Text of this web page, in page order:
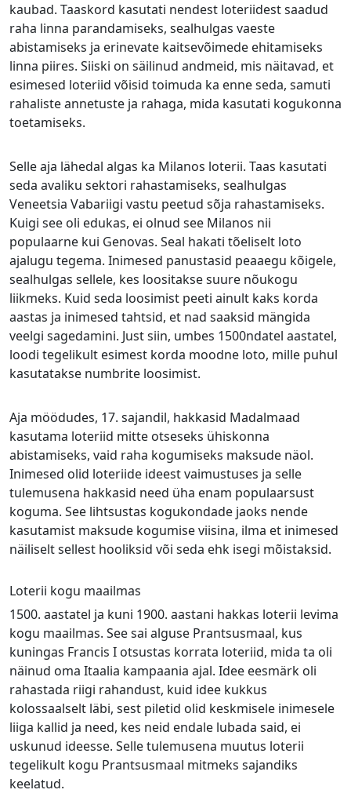
kaubad. Taaskord kasutati nendest loteriidest saadud
raha linna parandamiseks, sealhulgas vaeste
abistamiseks ja erinevate kaitsevõimede ehitamiseks
linna piires. Siiski on säilinud andmeid, mis näitavad, et
esimesed loteriid võisid toimuda ka enne seda, samuti
rahaliste annetuste ja rahaga, mida kasutati kogukonna
toetamiseks.
Selle aja lähedal algas ka Milanos loterii. Taas kasutati
seda avaliku sektori rahastamiseks, sealhulgas
Veneetsia Vabariigi vastu peetud sõja rahastamiseks.
Kuigi see oli edukas, ei olnud see Milanos nii
populaarne kui Genovas. Seal hakati tõeliselt loto
ajalugu tegema. Inimesed panustasid peaaegu kõigele,
sealhulgas sellele, kes loositakse suure nõukogu
liikmeks. Kuid seda loosimist peeti ainult kaks korda
aastas ja inimesed tahtsid, et nad saaksid mängida
veelgi sagedamini. Just siin, umbes 1500ndatel aastatel,
loodi tegelikult esimest korda moodne loto, mille puhul
kasutatakse numbrite loosimist.
Aja möödudes, 17. sajandil, hakkasid Madalmaad
kasutama loteriid mitte otseseks ühiskonna
abistamiseks, vaid raha kogumiseks maksude näol.
Inimesed olid loteriide ideest vaimustuses ja selle
tulemusena hakkasid need üha enam populaarsust
koguma. See lihtsustas kogukondade jaoks nende
kasutamist maksude kogumise viisina, ilma et inimesed
näiliselt sellest hooliksid või seda ehk isegi mõistaksid.
Loterii kogu maailmas
1500. aastatel ja kuni 1900. aastani hakkas loterii levima
kogu maailmas. See sai alguse Prantsusmaal, kus
kuningas Francis I otsustas korrata loteriid, mida ta oli
näinud oma Itaalia kampaania ajal. Idee eesmärk oli
rahastada riigi rahandust, kuid idee kukkus
kolossaalselt läbi, sest piletid olid keskmisele inimesele
liiga kallid ja need, kes neid endale lubada said, ei
uskunud ideesse. Selle tulemusena muutus loterii
tegelikult kogu Prantsusmaal mitmeks sajandiks
keelatud.